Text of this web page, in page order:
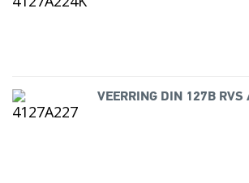
VEERRING DIN 127B RVS